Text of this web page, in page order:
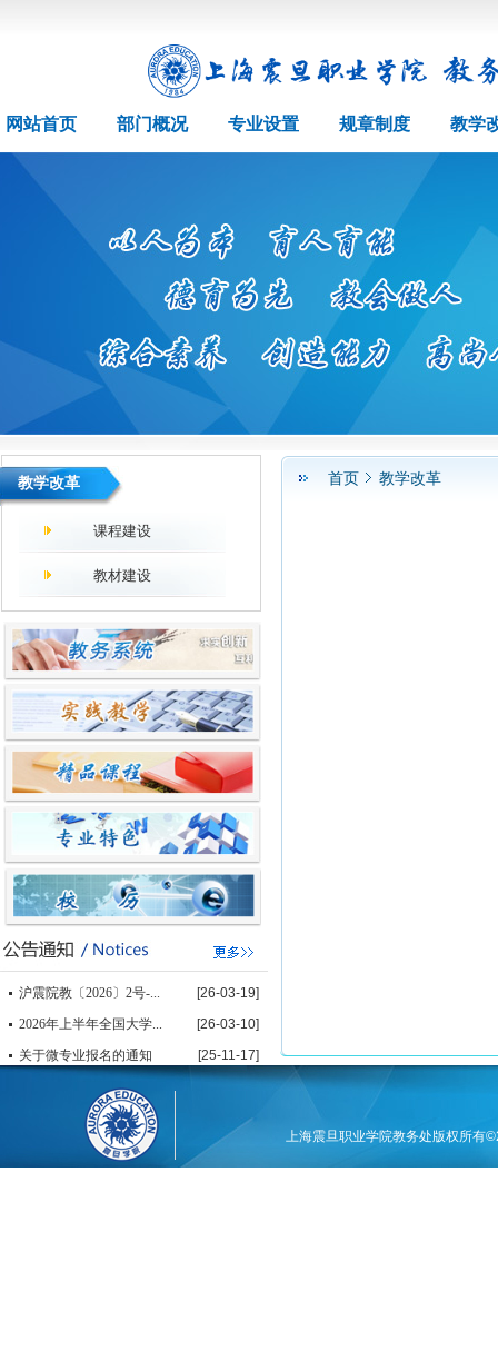
上海震旦职业学院教务处版权所有
网站首页 部门概况 专业设置 规章制度 教学
教学改革
课程建设
教材建设
沪震院教〔2026〕2号-...
[26-03-19]
2026年上半年全国大学...
[26-03-10]
关于微专业报名的通知
[25-11-17]
首页 教学改革